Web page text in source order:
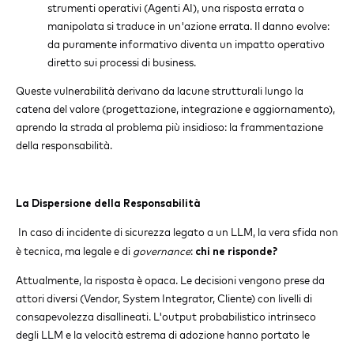
strumenti operativi (Agenti AI), una risposta errata o
manipolata si traduce in un'azione errata. Il danno evolve:
da puramente informativo diventa un impatto operativo
diretto sui processi di business.
Queste vulnerabilità derivano da lacune strutturali lungo la
catena del valore (progettazione, integrazione e aggiornamento),
aprendo la strada al problema più insidioso: la frammentazione
della responsabilità.
La Dispersione della Responsabilità
In caso di incidente di sicurezza legato a un LLM, la vera sfida non
è tecnica, ma legale e di governance: chi ne risponde?
Attualmente, la risposta è opaca. Le decisioni vengono prese da
attori diversi (Vendor, System Integrator, Cliente) con livelli di
consapevolezza disallineati. L'output probabilistico intrinseco
degli LLM e la velocità estrema di adozione hanno portato le